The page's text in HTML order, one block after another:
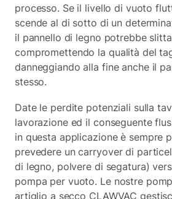
processo. Se il livello di vuoto
scende al di sotto di un
il pannello di legno potrebbe
compromettendo la qualità del
danneggiando alla fine anche il
stesso.
Date le perdite potenziali sulla
lavorazione ed il conseguente
in questa applicazione è sempre
prevedere un carryover di
di legno, polvere di segatura)
pompa per vuoto. Le nostre
artiglio a secco CLAWVAC